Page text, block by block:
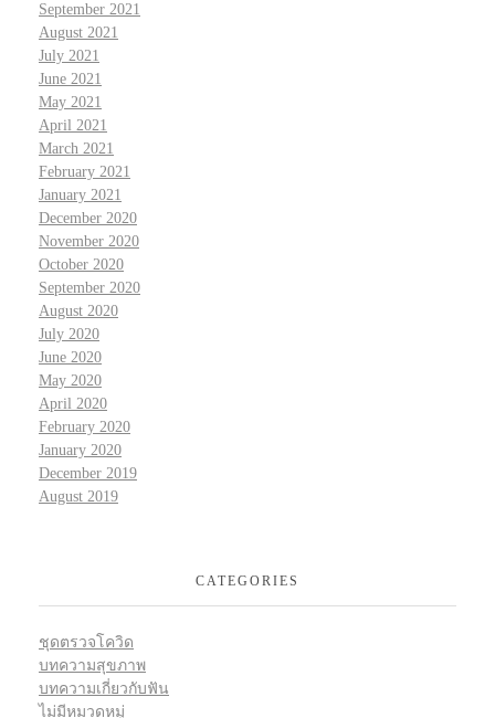
September 2021
August 2021
July 2021
June 2021
May 2021
April 2021
March 2021
February 2021
January 2021
December 2020
November 2020
October 2020
September 2020
August 2020
July 2020
June 2020
May 2020
April 2020
February 2020
January 2020
December 2019
August 2019
CATEGORIES
ชุดตรวจโควิด
บทความสุขภาพ
บทความเกี่ยวกับฟัน
ไม่มีหมวดหมู่